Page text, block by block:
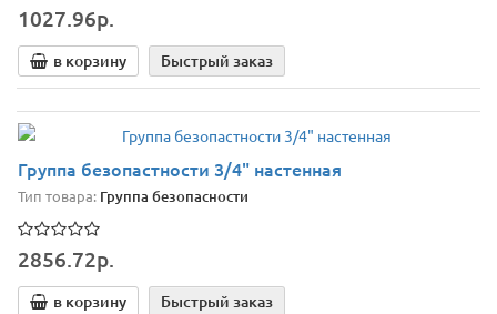
1027.96р.
в корзину Быстрый заказ
Группа безопастности 3/4" настенная
Тип товара: Группа безопасности
2856.72р.
в корзину Быстрый заказ